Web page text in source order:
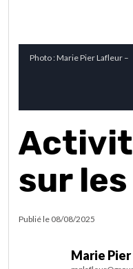
Photo : Marie Pier Lafleur –
sur
Publié le 08/08/2025
Marie